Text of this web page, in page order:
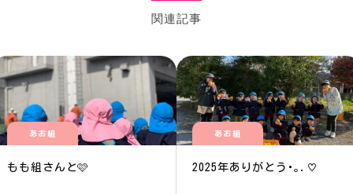
関連記事
あお組
もも組さんと🩷
あお組
2025年ありがとう･｡.♡